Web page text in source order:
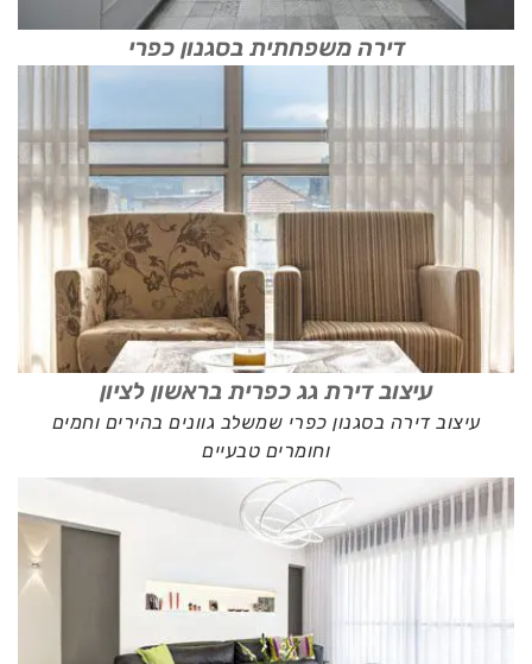
דירה משפחתית בסגנון כפרי
עיצוב דירת גג כפרית בראשון לציון
עיצוב דירה בסגנון כפרי שמשלב גוונים בהירים וחמים
וחומרים טבעיים